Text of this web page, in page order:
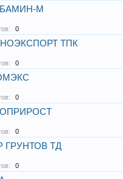
М
0
ТПК
0
0
0
ГРУНТОВ ТД
0